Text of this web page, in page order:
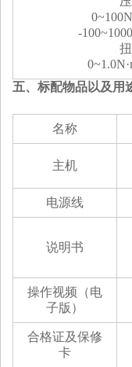
0~100N
-100~1000
0~1.
五、标配物品以及用
名称
主机
电源线
说明书
操作视频（电
子版）
合格证及保修
卡